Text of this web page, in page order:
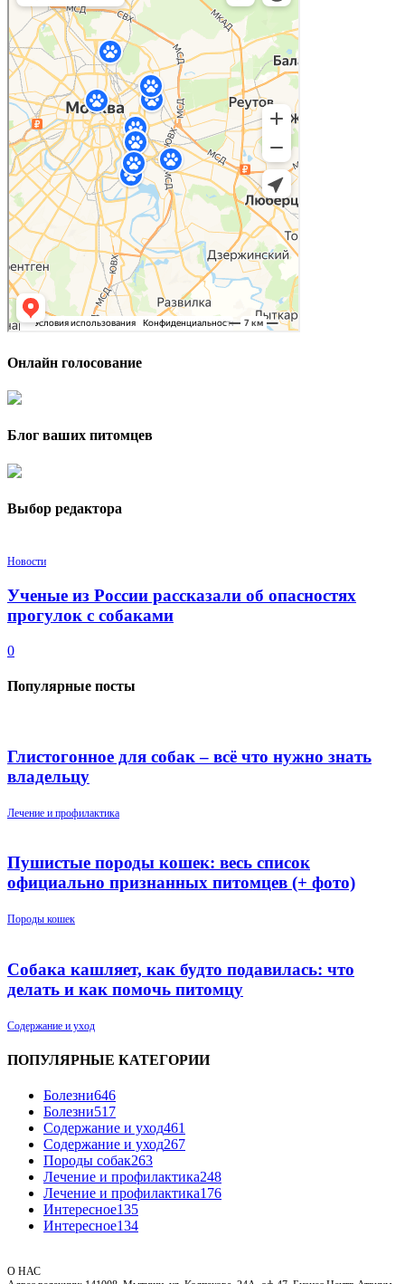
Онлайн голосование
Блог ваших питомцев
Выбор редактора
Новости
Ученые из России рассказали об опасностях
прогулок с собаками
0
Популярные посты
Глистогонное для собак – всё что нужно знать
владельцу
Лечение и профилактика
Пушистые породы кошек: весь список
официально признанных питомцев (+ фото)
Породы кошек
Собака кашляет, как будто подавилась: что
делать и как помочь питомцу
Содержание и уход
ПОПУЛЯРНЫЕ КАТЕГОРИИ
Болезни646
Болезни517
Содержание и уход461
Содержание и уход267
Породы собак263
Лечение и профилактика248
Лечение и профилактика176
Интересное135
Интересное134
О НАС